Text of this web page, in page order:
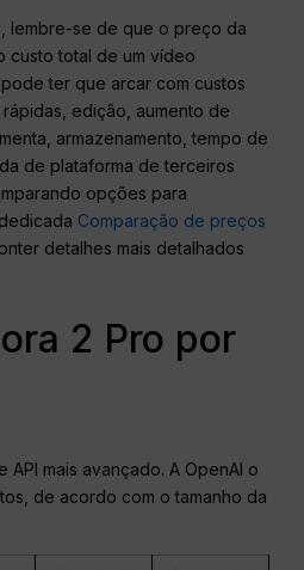
lembre-se de que o preço da
custo total de um vídeo
ter que arcar com custos
edição, aumento de
armazenamento, tempo de
de plataforma de terceiros
opções para
Comparação de preços
detalhes mais detalhados
2 Pro por
API mais avançado. A OpenAI o
de acordo com o tamanho da